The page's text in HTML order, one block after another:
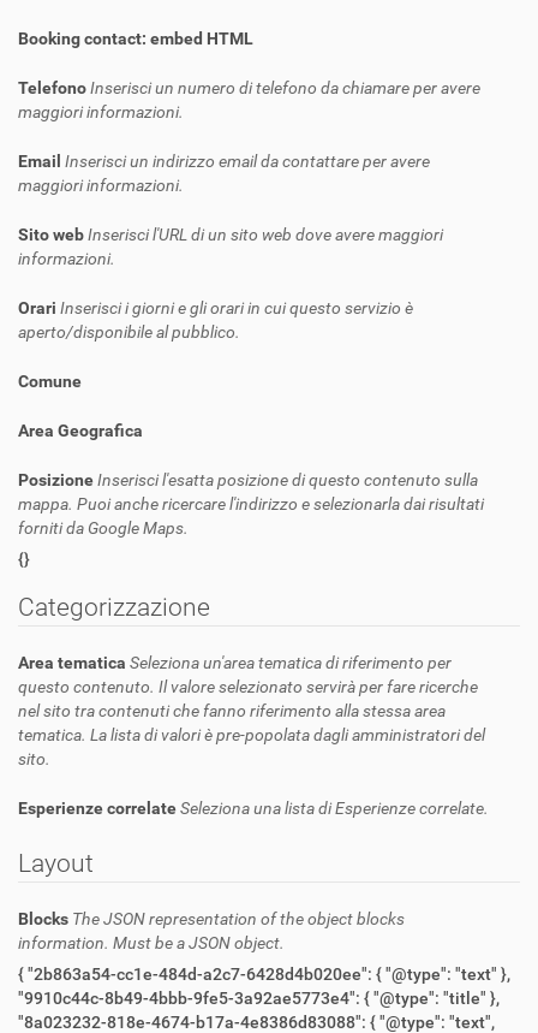
Booking contact: embed HTML
TelefonoInserisci un numero di telefono da chiamare per avere
maggiori informazioni.
Email Inserisci un indirizzo email da contattare per avere
maggiori informazioni.
Sito webInserisci l'URL di un sito web dove avere maggiori
informazioni.
Orari Inserisci i giorni e gli orari in cui questo servizio è
aperto/disponibile al pubblico.
Comune
Area Geografica
PosizioneInserisci l'esatta posizione di questo contenuto sulla
mappa. Puoi anche ricercare l'indirizzo e selezionarla dai risultati
forniti da Google Maps.
{}
Categorizzazione
Area tematica Seleziona un'area tematica di riferimento per
questo contenuto. Il valore selezionato servirà per fare ricerche
nel sito tra contenuti che fanno riferimento alla stessa area
tematica. La lista di valori è pre-popolata dagli amministratori del
sito.
Esperienze correlateSeleziona una lista di Esperienze correlate.
Layout
Blocks The JSON representation of the object blocks
information. Must be a JSON object.
{ "2b863a54-cc1e-484d-a2c7-6428d4b020ee": { "@type": "text" },
"9910c44c-8b49-4bbb-9fe5-3a92ae5773e4": { "@type": "title" },
"8a023232-818e-4674-b17a-4e8386d83088": { "@type": "text",